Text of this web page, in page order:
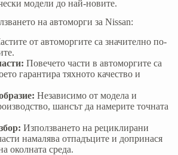
модели до най-новите.
на автоморги за Nissan:
от автоморгите са значително по-
Повечето части в автоморгите са
гарантира тяхното качество и
Независимо от модела и
шансът да намерите точната
Използването на рециклирани
намалява отпадъците и допринася
околната среда.